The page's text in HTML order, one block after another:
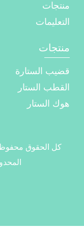
منتجات
التعليمات
منتجات
قضيب الستارة
القطب الستار
هوك الستار
كل الحقوق